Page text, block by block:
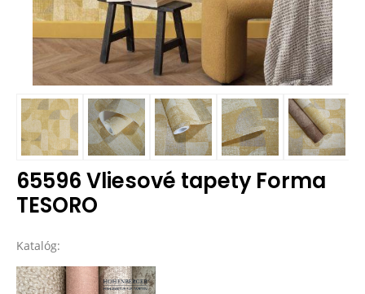
65596 Vliesové tapety Forma
TESORO
Katalóg: